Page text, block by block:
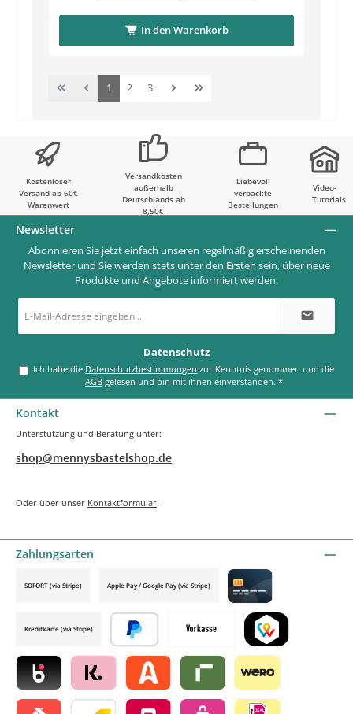
In den Warenkorb
Seite
1 Seite
2 Seite
3
Kostenloser
Versand ab 60€
Warenwert
Versandkosten
außerhalb
Deutschlands ab
8,50€
Liebevoll
verpackte
Bestellungen
Video-
Tutorials
Newsletter
Abonnieren Sie jetzt einfach unseren regelmäßig erscheinenden
Newsletter und Sie werden stets unter den Ersten sein, über neue
Produkte und Angebote informiert werden.
E-
Mail-
*
Datenschutz
Ich habe die Datenschutzbestimmungen
AGB gelesen und bin mit ihnen einverstanden.*
Kontakt
Unterstützung und Beratung unter:
shop@mennysbastelshop.de
Oder über unser Kontaktformular.
Zahlungsarten
Vorkasse TWINT by mollie
Blik by mollie Klarna by mollieAlma by mollieRiverty by mollie
Wero
SOFORT (via Stripe) Apple Pay / Google Pay (via Stripe)
Credit card by mollie
Kreditkarte (via Stripe)
Später bezahlen